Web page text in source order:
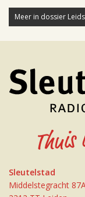
Meer in dossier
Sleutelstad
Middelstegracht